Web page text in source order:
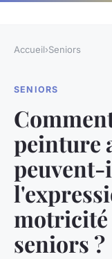
Accueil›Seniors
SENIORS
peinture
motricité
seniors ?